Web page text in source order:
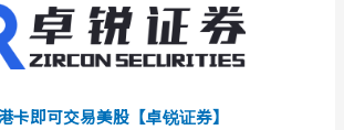
卡即可交易美股【卓锐证券】